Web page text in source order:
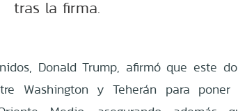
tras la firma.
Donald Trump, afirmó que este
Washington y Teherán para